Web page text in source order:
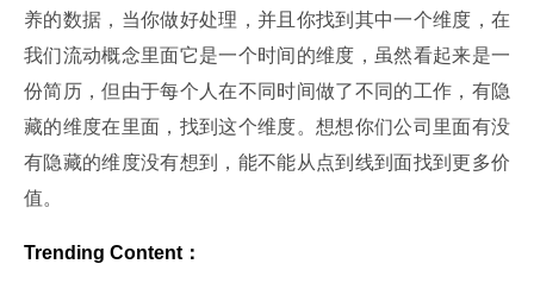
养的数据，当你做好处理，并且你找到其中一个维度，在
我们流动概念里面它是一个时间的维度，虽然看起来是一
份简历，但由于每个人在不同时间做了不同的工作，有隐
藏的维度在里面，找到这个维度。想想你们公司里面有没
有隐藏的维度没有想到，能不能从点到线到面找到更多价
值。
Trending Content：